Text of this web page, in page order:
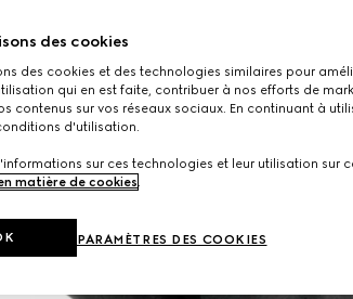
des cookies
des cookies et des technologies similaires pour
qui en est faite, contribuer à nos efforts de
contenus sur vos réseaux sociaux. En continuant à
d'utilisation.
sur ces technologies et leur utilisation sur
matière de cookies
PARAMÈTRES DES COOKIES